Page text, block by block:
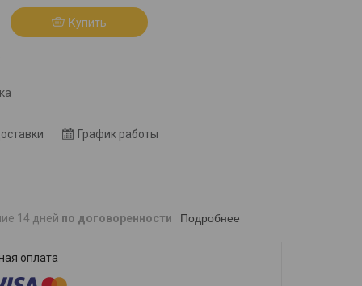
Купить
График работы
14 дней по договоренности Подробнее